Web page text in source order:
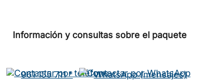
Información y consultas sobre el paquete
961 155 711 * WhatsApp (mensajes)